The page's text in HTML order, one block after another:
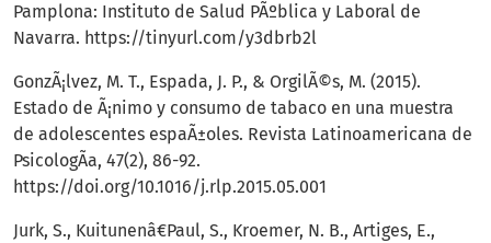
Pamplona: Instituto de Salud PÃºblica y Laboral de
Navarra. https://tinyurl.com/y3dbrb2l
GonzÃ¡lvez, M. T., Espada, J. P., & OrgilÃ©s, M. (2015).
Estado de Ã¡nimo y consumo de tabaco en una muestra
de adolescentes espaÃ±oles. Revista Latinoamericana de
PsicologÃ­a, 47(2), 86-92.
https://doi.org/10.1016/j.rlp.2015.05.001
Jurk, S., Kuitunenâ€Paul, S., Kroemer, N. B., Artiges, E.,